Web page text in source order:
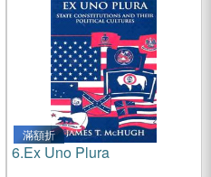
滿額折
6.Ex Uno Plura